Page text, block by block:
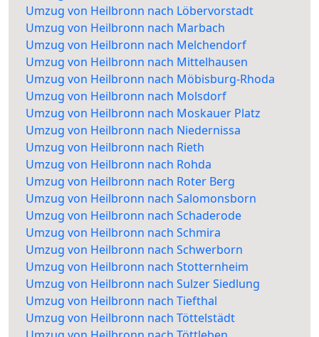
Umzug von Heilbronn nach Löbervorstadt
Umzug von Heilbronn nach Marbach
Umzug von Heilbronn nach Melchendorf
Umzug von Heilbronn nach Mittelhausen
Umzug von Heilbronn nach Möbisburg-Rhoda
Umzug von Heilbronn nach Molsdorf
Umzug von Heilbronn nach Moskauer Platz
Umzug von Heilbronn nach Niedernissa
Umzug von Heilbronn nach Rieth
Umzug von Heilbronn nach Rohda
Umzug von Heilbronn nach Roter Berg
Umzug von Heilbronn nach Salomonsborn
Umzug von Heilbronn nach Schaderode
Umzug von Heilbronn nach Schmira
Umzug von Heilbronn nach Schwerborn
Umzug von Heilbronn nach Stotternheim
Umzug von Heilbronn nach Sulzer Siedlung
Umzug von Heilbronn nach Tiefthal
Umzug von Heilbronn nach Töttelstädt